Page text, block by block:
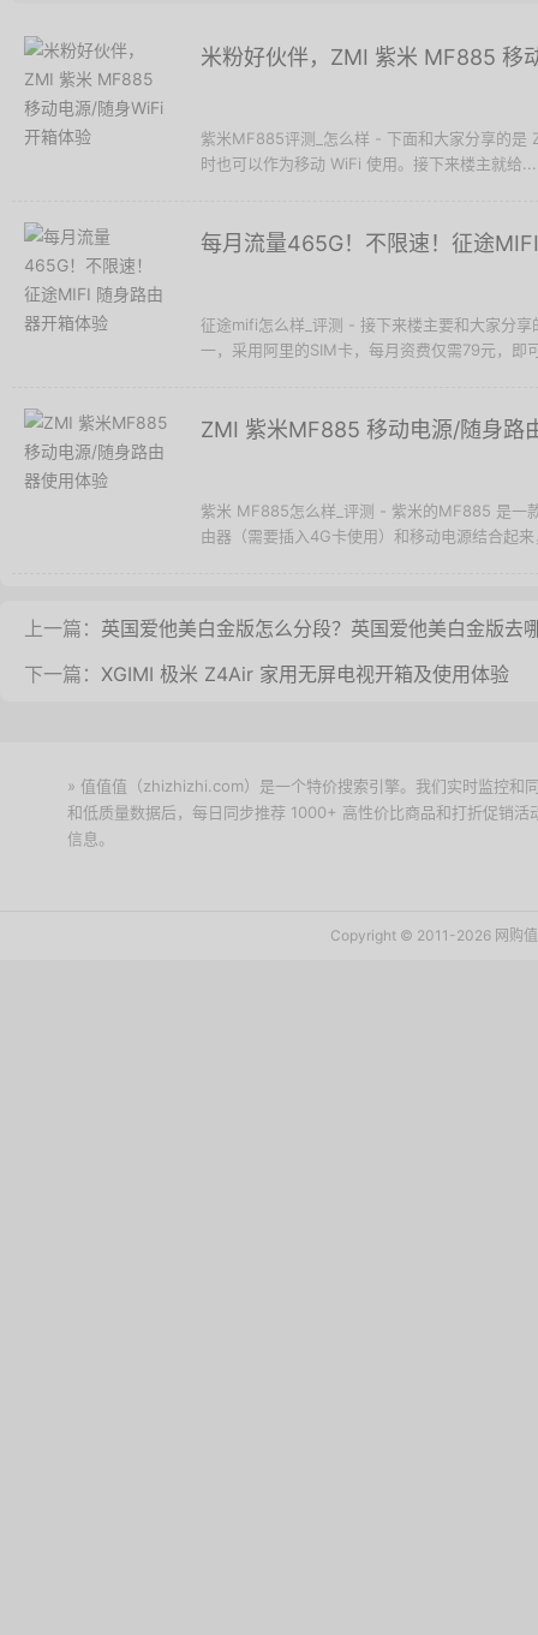
米粉好伙伴，ZMI 紫米 MF885 移
紫米MF885评测_怎么样 - 下面和大家分享的
时也可以作为移动 WiFi 使用。接下来楼主就给...
每月流量465G！不限速！征途
征途mifi怎么样_评测 - 接下来楼主要和大家分
一，采用阿里的SIM卡，每月资费仅需79元，即
ZMI 紫米MF885 移动电源/随身路
紫米 MF885怎么样_评测 - 紫米的MF885 是一
由器（需要插入4G卡使用）和移动电源结合起
上一篇： 英国爱他美白金版怎么分段？英国爱他美白金版去
下一篇： XGIMI 极米 Z4Air 家用无屏电视开箱及使用体验
» 值值值（zhizhizhi.com）是一个特价搜索引擎。我们实时监控和
和低质量数据后，每日同步推荐 1000+ 高性价比商品和打折促销
信息。
Copyright © 2011-2026 网购